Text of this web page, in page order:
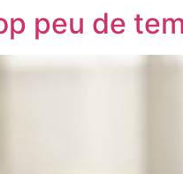
peu de